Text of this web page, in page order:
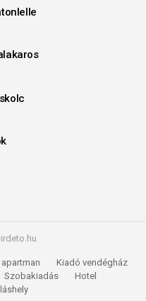
Kiadó vendégház
Szobakiadás
Hotel